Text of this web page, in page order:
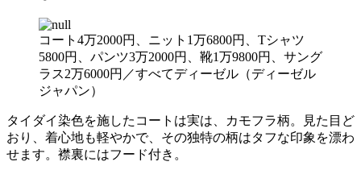
コート4万2000円、ニット1万6800円、Tシャツ
5800円、パンツ3万2000円、靴1万9800円、サング
ラス2万6000円／すべてディーゼル（ディーゼル
ジャパン）
タイダイ染色を施したコートは実は、カモフラ柄。見た目ど
おり、着心地も軽やかで、その独特の柄はタフな印象を漂わ
せます。襟裏にはフード付き。